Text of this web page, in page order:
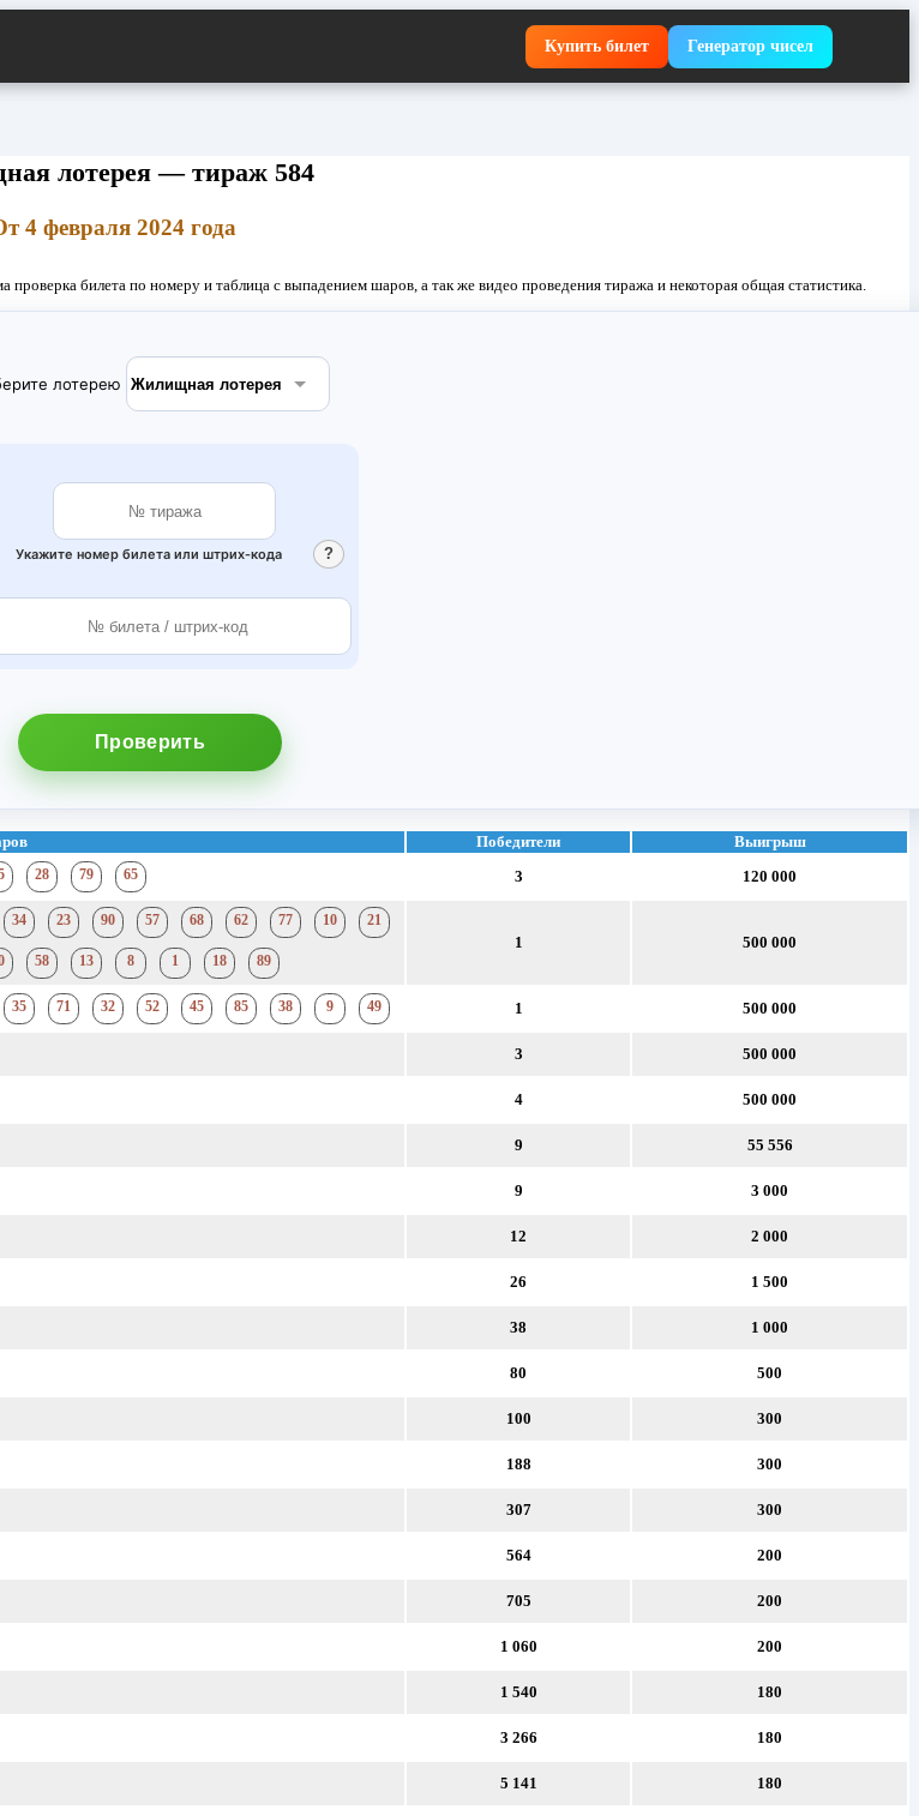
Купить билет Генератор чисел
лотерея — тираж 584
4 февраля 2024 года
билета по номеру и таблица с выпадением шаров, а так же видео проведения тиража и некоторая общая статистика.
лотерею
Укажите номер билета или штрих‑кода ?
Проверить
Победители Выигрыш
28 79 65 3 120 000
34 23 90 57 68 62 77 10 21
58 13 8 1 18 89
1 500 000
35 71 32 52 45 85 38 9 49 1 500 000
3 500 000
4 500 000
9 55 556
9 3 000
12 2 000
26 1 500
38 1 000
80 500
100 300
188 300
307 300
564 200
705 200
1 060 200
1 540 180
3 266 180
5 141 180